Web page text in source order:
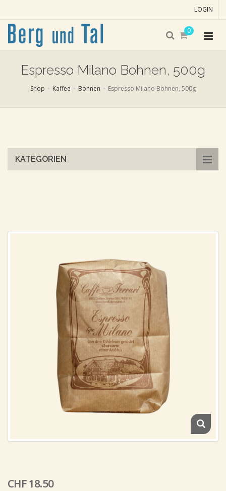
LOGIN
0
Espresso Milano Bohnen, 500g
Shop Kaffee Bohnen Espresso Milano Bohnen, 500g
KATEGORIEN
CHF 18.50